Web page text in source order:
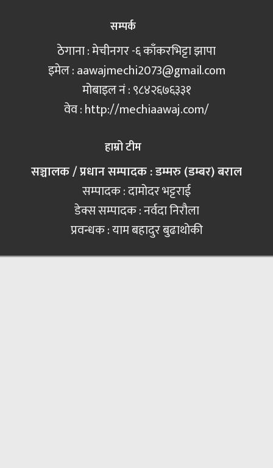
सम्पर्क
ठेगाना : मेचीनगर -६ काँकरभिट्टा झापा
इमेल :aawajmechi2073@gmail.com
मोबाइल नं‍ : ९८४२६७६३३१
वेव : http://mechiaawaj.com/
हाम्रो टीम
सञ्चालक / प्रधान सम्पादक : डम्मरु (डम्बर) बराल
सम्पादक : दामोदर भट्टराई
डेक्स सम्पादक : नर्वदा निरौला
प्रवन्धक : याम बहादुर बुढाथोकी